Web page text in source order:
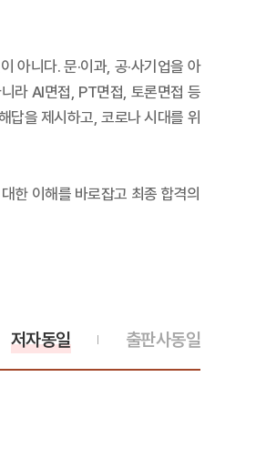
아니다. 문·이과, 공·사기업을 아
라 AI면접, PT면접, 토론면접 등
답을 제시하고, 코로나 시대를 위
한 이해를 바로잡고 최종 합격의
출판사동일
저자동일